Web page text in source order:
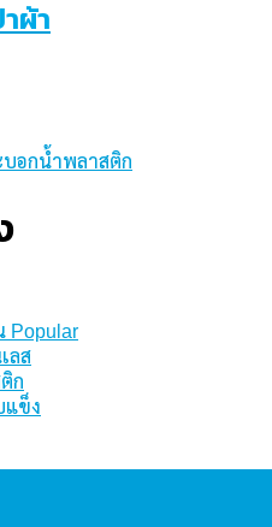
ผ้า
ลส
ก
แข็ง
บอกน้ำพลาสติก